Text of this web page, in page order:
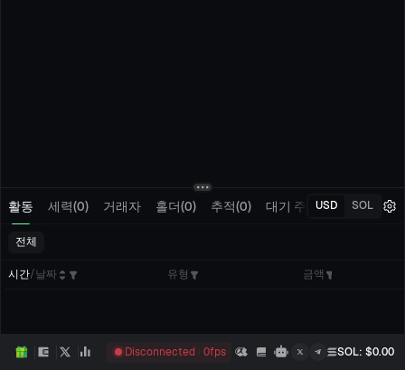
활동 세력(0) 거래자 홀더(0) 추적(0) 대기 주문 내 거래
USD SOL
전체
시간/날짜 유형 금액
Disconnected 0fps SOL: $0.00